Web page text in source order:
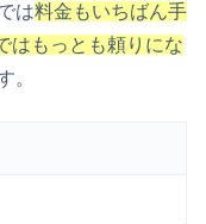
は料金もいちばん手
はもっとも頼りにな
。